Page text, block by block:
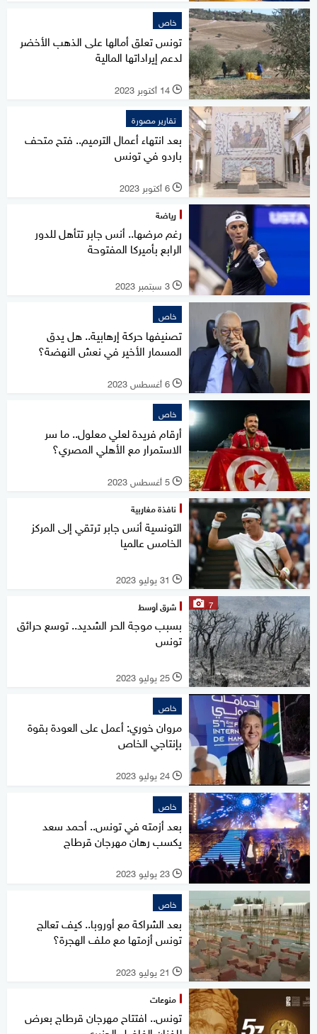
خاص
تونس تعلق أمالها على الذهب الأخضر
لدعم إيراداتها المالية
l 14 أكتوبر 2023
تقارير مصورة
بعد انتهاء أعمال الترميم.. فتح متحف
باردو في تونس
l 6 أكتوبر 2023
رياضة
رغم مرضها.. أنس جابر تتأهل للدور
الرابع بأميركا المفتوحة
l 3 سبتمبر 2023
خاص
تصنيفها حركة إرهابية.. هل يدق
المسمار الأخير في نعش النهضة؟
l 6 أغسطس 2023
خاص
أرقام فريدة لعلي معلول.. ما سر
الاستمرار مع الأهلي المصري؟
l 5 أغسطس 2023
نافذة مغاربية
التونسية أنس جابر ترتقي إلى المركز
الخامس عالميا
l 31 يوليو 2023
7 شرق أوسط
بسبب موجة الحر الشديد.. توسع حرائق
تونس
l 25 يوليو 2023
خاص
مروان خوري: أعمل على العودة بقوة
بإنتاجي الخاص
l 24 يوليو 2023
خاص
بعد أزمته في تونس.. أحمد سعد
يكسب رهان مهرجان قرطاج
l 23 يوليو 2023
خاص
بعد الشراكة مع أوروبا.. كيف تعالج
تونس أزمتها مع ملف الهجرة؟
l 21 يوليو 2023
منوعات
تونس.. افتتاح مهرجان قرطاج بعرض